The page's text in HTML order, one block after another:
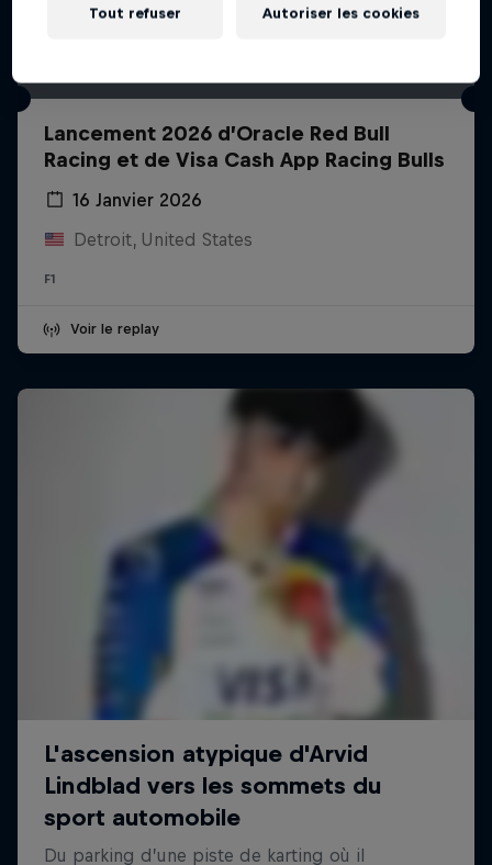
Lancement 2026 d’Oracle Red Bull
Racing et de Visa Cash App Racing Bulls
16 Janvier 2026
Detroit, United States
F1
Voir le replay
Tout refuser Autoriser les cookies